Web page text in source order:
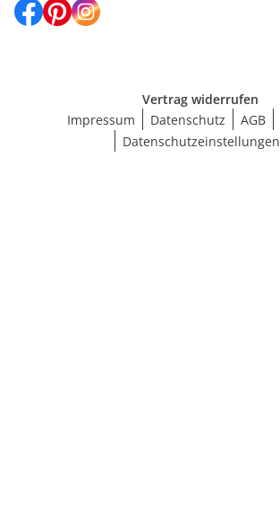
Vertrag widerrufen
Impressum
Datenschutz AGB
Datenschutzeinstellungen